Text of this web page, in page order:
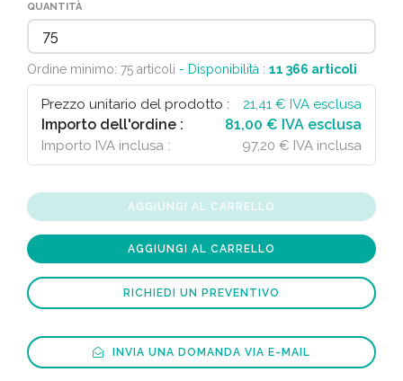
QUANTITÀ
Ordine minimo: 75 articoli - Disponibilità : 11 366 articoli
Prezzo unitario del prodotto : 21,41 € IVA esclusa
Importo dell'ordine : 81,00 € IVA esclusa
Importo IVA inclusa : 97,20 € IVA inclusa
AGGIUNGI AL CARRELLO
AGGIUNGI AL CARRELLO
RICHIEDI UN PREVENTIVO
INVIA UNA DOMANDA VIA E-MAIL